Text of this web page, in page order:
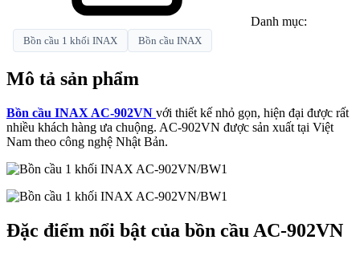
Danh mục:
Bồn cầu 1 khối INAX Bồn cầu INAX
Mô tả sản phẩm
Bồn cầu INAX AC-902VN với thiết kế nhỏ gọn, hiện đại được rất
nhiều khách hàng ưa chuộng. AC-902VN được sản xuất tại Việt
Nam theo công nghệ Nhật Bản.
Đặc điểm nổi bật của bồn cầu AC-902VN